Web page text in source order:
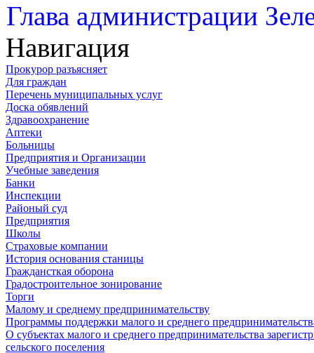
Глава администрации
Навигация
Прокурор разъясняет
Для граждан
Перечень муниципальных услуг
Доска обявлений
Здравоохранение
Аптеки
Больницы
Предприятия и Организации
Учебные заведения
Банки
Инспекции
Районый суд
Предприятия
Школы
Страховые компании
История основания станицы
Граждансткая оборона
Градостроительное зонирование
Торги
Малому и среднему предпринимательству
Программы поддержки малого и среднего
О субъектах малого и среднего предпринимательства
сельского поселения